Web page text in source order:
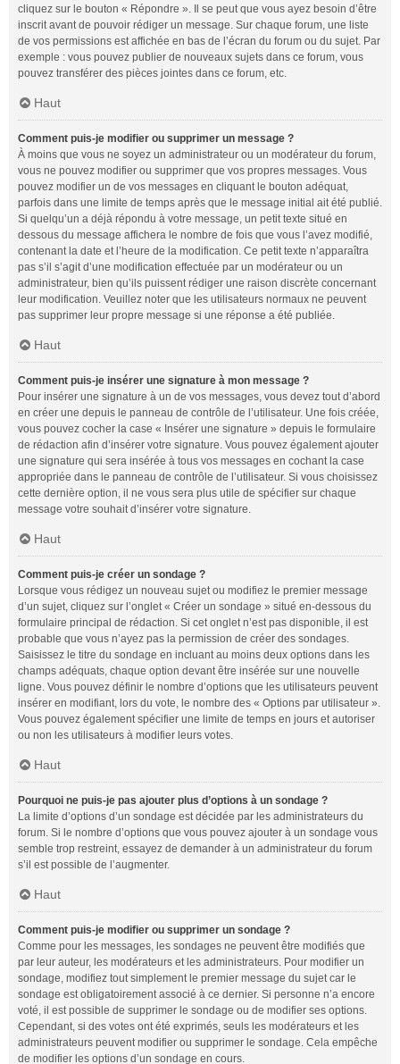
cliquez sur le bouton « Répondre ». Il se peut que vous ayez besoin d’être
inscrit avant de pouvoir rédiger un message. Sur chaque forum, une liste
de vos permissions est affichée en bas de l’écran du forum ou du sujet. Par
exemple : vous pouvez publier de nouveaux sujets dans ce forum, vous
pouvez transférer des pièces jointes dans ce forum, etc.
Haut
Comment puis-je modifier ou supprimer un message ?
À moins que vous ne soyez un administrateur ou un modérateur du forum,
vous ne pouvez modifier ou supprimer que vos propres messages. Vous
pouvez modifier un de vos messages en cliquant le bouton adéquat,
parfois dans une limite de temps après que le message initial ait été publié.
Si quelqu’un a déjà répondu à votre message, un petit texte situé en
dessous du message affichera le nombre de fois que vous l’avez modifié,
contenant la date et l’heure de la modification. Ce petit texte n’apparaîtra
pas s’il s’agit d’une modification effectuée par un modérateur ou un
administrateur, bien qu’ils puissent rédiger une raison discrète concernant
leur modification. Veuillez noter que les utilisateurs normaux ne peuvent
pas supprimer leur propre message si une réponse a été publiée.
Haut
Comment puis-je insérer une signature à mon message ?
Pour insérer une signature à un de vos messages, vous devez tout d’abord
en créer une depuis le panneau de contrôle de l’utilisateur. Une fois créée,
vous pouvez cocher la case « Insérer une signature » depuis le formulaire
de rédaction afin d’insérer votre signature. Vous pouvez également ajouter
une signature qui sera insérée à tous vos messages en cochant la case
appropriée dans le panneau de contrôle de l’utilisateur. Si vous choisissez
cette dernière option, il ne vous sera plus utile de spécifier sur chaque
message votre souhait d’insérer votre signature.
Haut
Comment puis-je créer un sondage ?
Lorsque vous rédigez un nouveau sujet ou modifiez le premier message
d’un sujet, cliquez sur l’onglet « Créer un sondage » situé en-dessous du
formulaire principal de rédaction. Si cet onglet n’est pas disponible, il est
probable que vous n’ayez pas la permission de créer des sondages.
Saisissez le titre du sondage en incluant au moins deux options dans les
champs adéquats, chaque option devant être insérée sur une nouvelle
ligne. Vous pouvez définir le nombre d’options que les utilisateurs peuvent
insérer en modifiant, lors du vote, le nombre des « Options par utilisateur ».
Vous pouvez également spécifier une limite de temps en jours et autoriser
ou non les utilisateurs à modifier leurs votes.
Haut
Pourquoi ne puis-je pas ajouter plus d’options à un sondage ?
La limite d’options d’un sondage est décidée par les administrateurs du
forum. Si le nombre d’options que vous pouvez ajouter à un sondage vous
semble trop restreint, essayez de demander à un administrateur du forum
s’il est possible de l’augmenter.
Haut
Comment puis-je modifier ou supprimer un sondage ?
Comme pour les messages, les sondages ne peuvent être modifiés que
par leur auteur, les modérateurs et les administrateurs. Pour modifier un
sondage, modifiez tout simplement le premier message du sujet car le
sondage est obligatoirement associé à ce dernier. Si personne n’a encore
voté, il est possible de supprimer le sondage ou de modifier ses options.
Cependant, si des votes ont été exprimés, seuls les modérateurs et les
administrateurs peuvent modifier ou supprimer le sondage. Cela empêche
de modifier les options d’un sondage en cours.